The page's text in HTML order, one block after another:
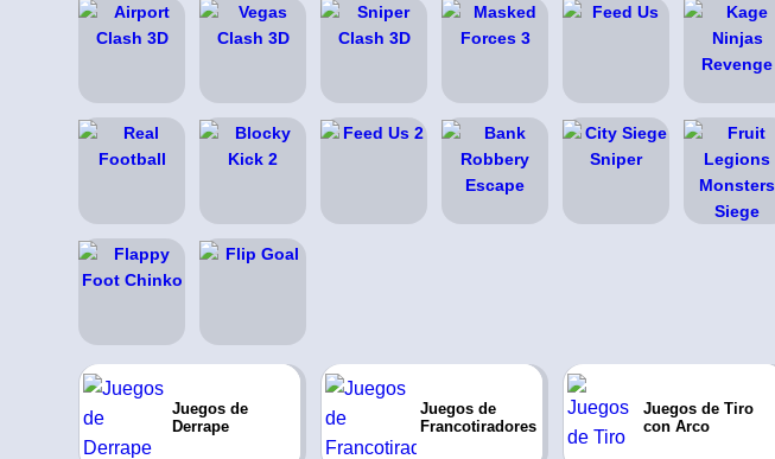
Juegos de
Derrape
Juegos de
Francotiradores
Juegos de Tiro
con Arco